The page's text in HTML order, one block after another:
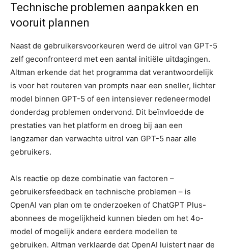
Technische problemen aanpakken en
vooruit plannen
Naast de gebruikersvoorkeuren werd de uitrol van GPT-5
zelf geconfronteerd met een aantal initiële uitdagingen.
Altman erkende dat het programma dat verantwoordelijk
is voor het routeren van prompts naar een sneller, lichter
model binnen GPT-5 of een intensiever redeneermodel
donderdag problemen ondervond. Dit beïnvloedde de
prestaties van het platform en droeg bij aan een
langzamer dan verwachte uitrol van GPT-5 naar alle
gebruikers.
Als reactie op deze combinatie van factoren –
gebruikersfeedback en technische problemen – is
OpenAI van plan om te onderzoeken of ChatGPT Plus-
abonnees de mogelijkheid kunnen bieden om het 4o-
model of mogelijk andere eerdere modellen te
gebruiken. Altman verklaarde dat OpenAI luistert naar de